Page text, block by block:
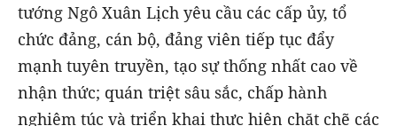
tướng Ngô Xuân Lịch yêu cầu các cấp ủy, tổ
chức đảng, cán bộ, đảng viên tiếp tục đẩy
mạnh tuyên truyền, tạo sự thống nhất cao về
nhận thức; quán triệt sâu sắc, chấp hành
nghiêm túc và triển khai thực hiện chặt chẽ các